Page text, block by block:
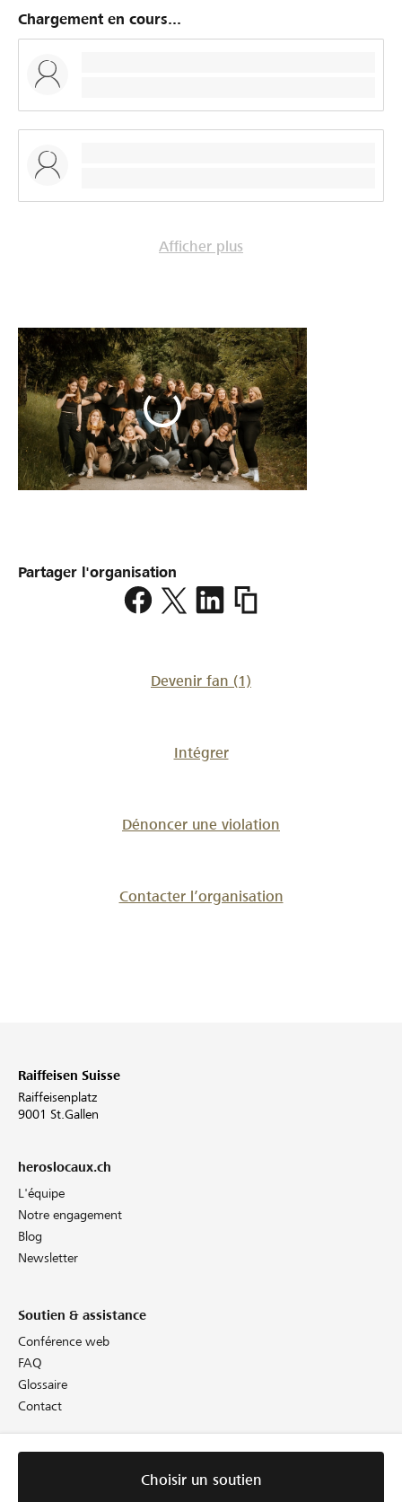
Chargement en cours...
Afficher plus
Partager l'organisation
https://
one
Devenir fan (1)
Intégrer
Dénoncer une violation
Contacter l’organisation
Choisir un soutien
Raiffeisen Suisse
Raiffeisenplatz
9001 St.Gallen
heroslocaux.ch
L'équipe
Notre engagement
Blog
Newsletter
Soutien & assistance
Conférence web
FAQ
Glossaire
Contact